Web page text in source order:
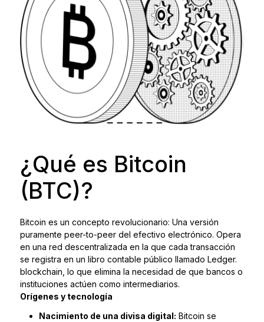
¿Qué es Bitcoin
(BTC)?
Bitcoin es un concepto revolucionario: Una versión
puramente peer-to-peer del efectivo electrónico. Opera
en una red descentralizada en la que cada transacción
se registra en un libro contable público llamado Ledger.
blockchain , lo que elimina la necesidad de que bancos o
instituciones actúen como intermediarios.
Orígenes y tecnología
Nacimiento de una divisa digital: Bitcoin se